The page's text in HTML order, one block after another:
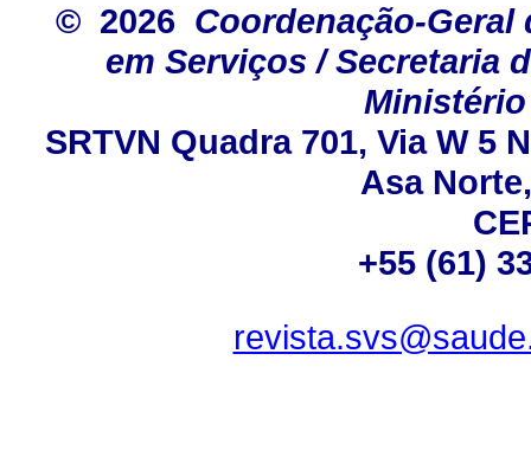
© 2026 Coordenação-
em Serviços / Secretaria
SRTVN Quadra 701, Via W 5
Asa
+55 (61)